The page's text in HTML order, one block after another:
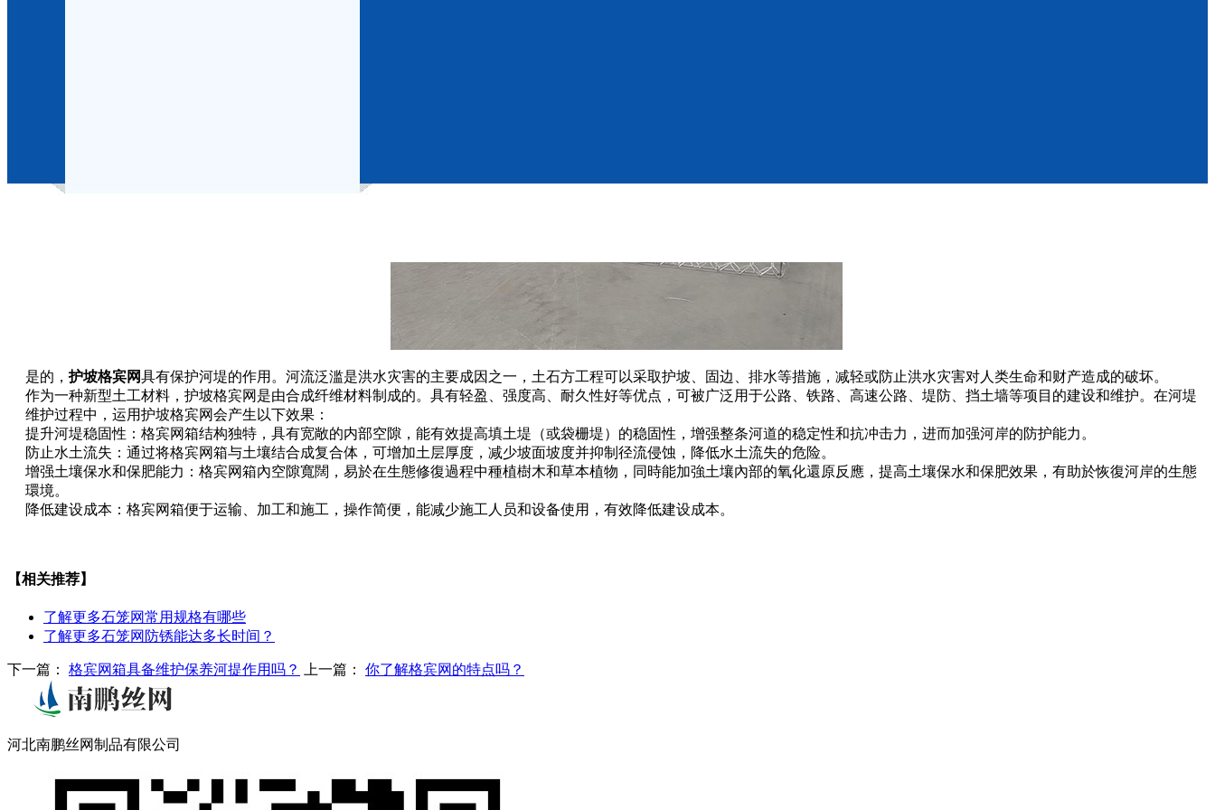
是的， 护坡格宾网具有保护河堤的作用。河流泛滥是洪水灾害的主要成因之一，土石方工程可以采取护坡、固边、排水等措施，减轻或防止洪水灾害对人类生命和财产造成的破坏。
作为一种新型土工材料，护坡格宾网是由合成纤维材料制成的。具有轻盈、强度高、耐久性好等优点，可被广泛用于公路、铁路、高速公路、堤防、挡土墙等项目的建设和维护。在河堤
维护过程中，运用护坡格宾网会产生以下效果：
提升河堤稳固性：格宾网箱结构独特，具有宽敞的内部空隙，能有效提高填土堤（或袋栅堤）的稳固性，增强整条河道的稳定性和抗冲击力，进而加强河岸的防护能力。
防止水土流失：通过将格宾网箱与土壤结合成复合体，可增加土层厚度，减少坡面坡度并抑制径流侵蚀，降低水土流失的危险。
增强土壤保水和保肥能力：格宾网箱內空隙寬闊，易於在生態修復過程中種植樹木和草本植物，同時能加強土壤內部的氧化還原反應，提高土壤保水和保肥效果，有助於恢復河岸的生態
環境。
降低建设成本：格宾网箱便于运输、加工和施工，操作简便，能减少施工人员和设备使用，有效降低建设成本。
【相关推荐】
了解更多石笼网常用规格有哪些
了解更多石笼网防锈能达多长时间？
下一篇： 格宾网箱具备维护保养河提作用吗？ 上一篇： 你了解格宾网的特点吗？
河北南鹏丝网制品有限公司